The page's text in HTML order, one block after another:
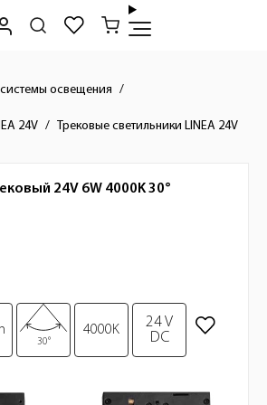
освещения
24V Трековые светильники LINEA 24V
товара
товара
30°
4000K
24 V
DC
24V 6W 4000K 30°